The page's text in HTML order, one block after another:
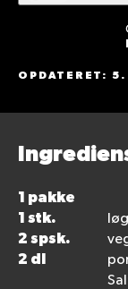
OPDATERET:
1 pakke
1 stk.
løg
2 spsk.
2 dl